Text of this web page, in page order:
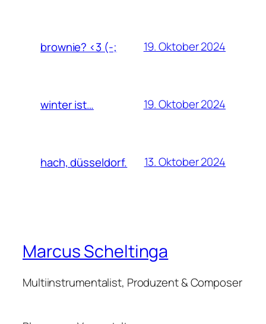
brownie? <3 (-; 19. Oktober 2024
winter ist… 19. Oktober 2024
hach, düsseldorf. 13. Oktober 2024
Marcus Scheltinga
Multiinstrumentalist, Produzent & Composer